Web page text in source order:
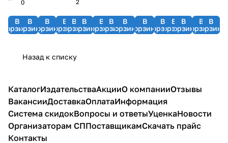
В
корзину
0
В
корзину
В
корзину
В
корзину
В
корзину
2
В
корзину
В
корзину
В
корзину
В
корзину
В
корзину
В
корзину
В
корзину
В
корзину
В
корзину
В
корзину
Назад к списку
КаталогИздательстваАкцииО компанииОтзывы
ВакансииДоставкаОплатаИнформация
Система скидокВопросы и ответыУценкаНовости
Организаторам СППоставщикамСкачать прайс
Контакты